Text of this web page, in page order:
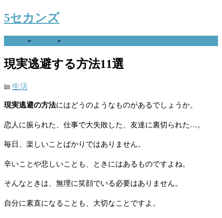
5セカンズ
» »
現実逃避する方法11選
in 生活
現実逃避の方法にはどうのようなものがあるでしょうか。
恋人に振られた、仕事で大失敗した、友達に裏切られた…。
毎日、楽しいことばかりではありません。
辛いことや悲しいことも、ときにはあるものですよね。
そんなときは、無理に笑顔でいる必要はありません。
自分に素直になることも、大切なことですよ。